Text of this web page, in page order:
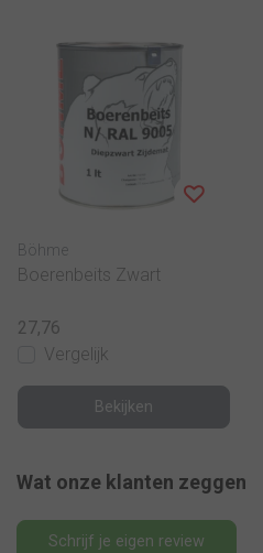
Böhme
Boerenbeits Zwart
27,76
Vergelijk
Bekijken
Wat onze klanten zeggen
Schrijf je eigen review